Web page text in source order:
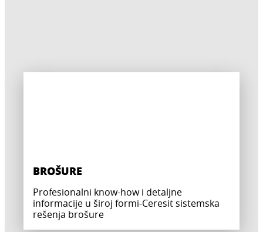
BROŠURE
Profesionalni know-how i detaljne
informacije u široj formi-Ceresit sistemska
rešenja brošure